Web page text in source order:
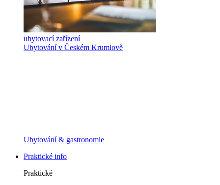
ubytovací zařízení
Ubytování v Českém Krumlově
Ubytování & gastronomie
Praktické info
Praktické